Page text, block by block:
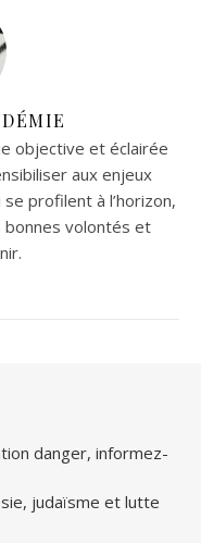
objective et éclairée
aux enjeux
profilent à l’horizon,
volontés et
danger, informez-
judaïsme et lutte